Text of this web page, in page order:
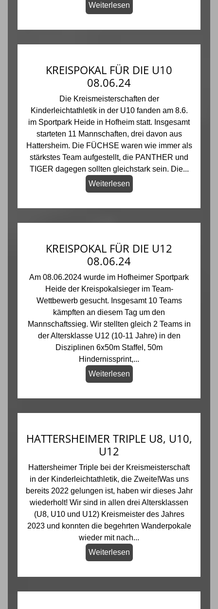
Weiterlesen
KREISPOKAL FÜR DIE U10
08.06.24
Die Kreismeisterschaften der
Kinderleichtathletik in der U10 fanden am 8.6.
im Sportpark Heide in Hofheim statt. Insgesamt
starteten 11 Mannschaften, drei davon aus
Hattersheim. Die FÜCHSE waren wie immer als
stärkstes Team aufgestellt, die PANTHER und
TIGER dagegen sollten gleichstark sein. Die...
Weiterlesen
KREISPOKAL FÜR DIE U12
08.06.24
Am 08.06.2024 wurde im Hofheimer Sportpark
Heide der Kreispokalsieger im Team-
Wettbewerb gesucht. Insgesamt 10 Teams
kämpften an diesem Tag um den
Mannschaftssieg. Wir stellten gleich 2 Teams in
der Altersklasse U12 (10-11 Jahre) in den
Disziplinen 6x50m Staffel, 50m
Hindernissprint,...
Weiterlesen
HATTERSHEIMER TRIPLE U8, U10,
U12
Hattersheimer Triple bei der Kreismeisterschaft
in der Kinderleichtathletik, die Zweite!Was uns
bereits 2022 gelungen ist, haben wir dieses Jahr
wiederholt! Wir sind in allen drei Altersklassen
(U8, U10 und U12) Kreismeister des Jahres
2023 und konnten die begehrten Wanderpokale
wieder mit nach...
Weiterlesen